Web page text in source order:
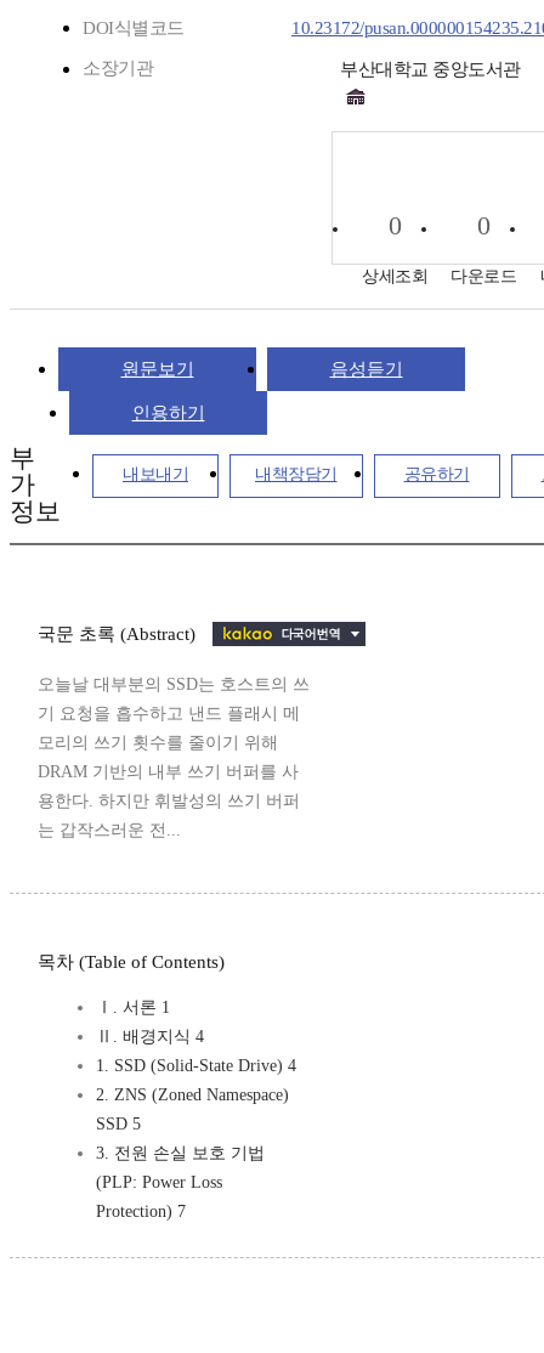
DOI식별코드 10.23172/
소장기관 부산대학교 중앙도서관
0
상세조회
0
다운로드
원문보기 음성듣기
인용하기
내보내기 내책장담기 공유하기
부
가
정보
국문 초록 (Abstract)
오늘날 대부분의 SSD는 호스트의 쓰
기 요청을 흡수하고 낸드 플래시 메
모리의 쓰기 횟수를 줄이기 위해
DRAM 기반의 내부 쓰기 버퍼를 사
용한다. 하지만 휘발성의 쓰기 버퍼
는 갑작스러운 전...
목차 (Table of Contents)
Ⅰ. 서론 1
Ⅱ. 배경지식 4
1. SSD (Solid-State Drive) 4
2. ZNS (Zoned Namespace)
SSD 5
3. 전원 손실 보호 기법
(PLP: Power Loss
Protection) 7